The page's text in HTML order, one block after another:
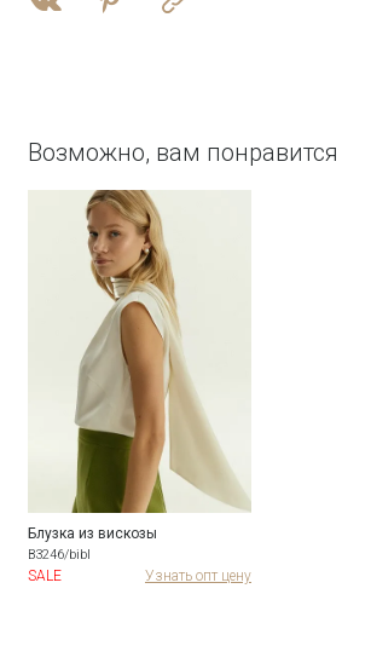
Возможно, вам понравится
Блузка из вискозы
B3246/bibl
SALE Узнать опт цену